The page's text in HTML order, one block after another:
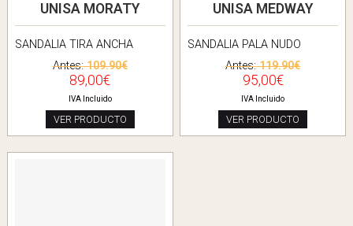
UNISA MORATY
SANDALIA TIRA ANCHA
Antes:109.90€
89,00€
IVA Incluido
VER PRODUCTO
UNISA MEDWAY
SANDALIA PALA NUDO
Antes:119.90€
95,00€
IVA Incluido
VER PRODUCTO